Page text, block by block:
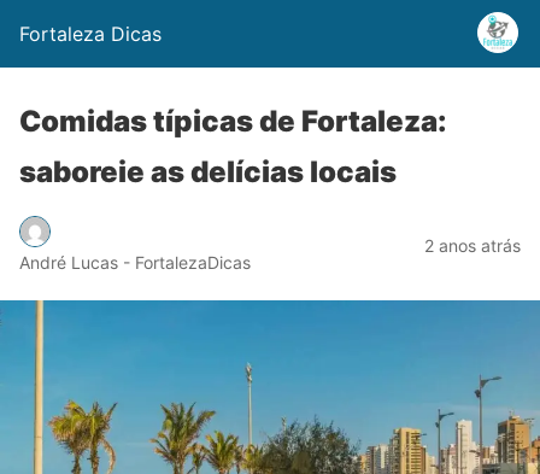
Fortaleza Dicas
Comidas típicas de Fortaleza:
saboreie as delícias locais
André Lucas - FortalezaDicas
2 anos atrás